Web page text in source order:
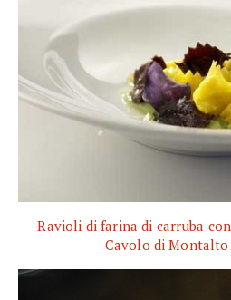
Ravioli di farina di carruba
Cavolo di